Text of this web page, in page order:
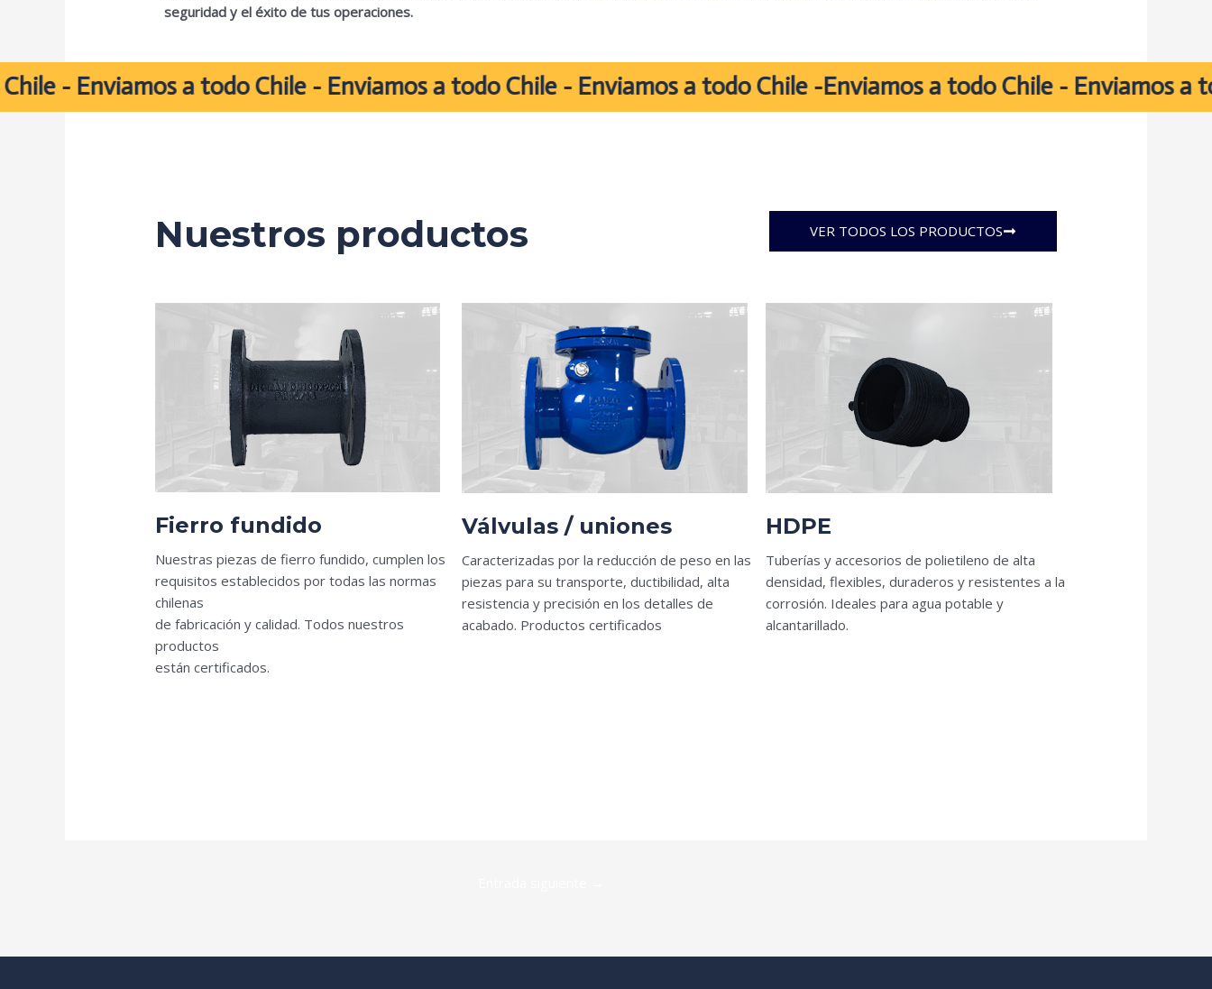
seguridad y el éxito de tus operaciones.
Enviamos a todo Chile - Enviamos a todo Chile - Enviamos a todo Chile -Enviamos a todo Chile - Enviamos a
Nuestros productos VER TODOS LOS PRODUCTOS
Fierro fundido
Nuestras piezas de fierro fundido, cumplen los
requisitos establecidos por todas las normas
chilenas
de fabricación y calidad. Todos nuestros
productos
están certificados.
Válvulas / uniones
Caracterizadas por la reducción de peso en las
piezas para su transporte, ductibilidad, alta
resistencia y precisión en los detalles de
acabado. Productos certificados
HDPE
Tuberías y accesorios de polietileno de alta
densidad, flexibles, duraderos y resistentes a la
corrosión. Ideales para agua potable y
alcantarillado.